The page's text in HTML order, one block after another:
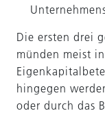
Die ersten drei
münden meist
hingegen
oder durch das